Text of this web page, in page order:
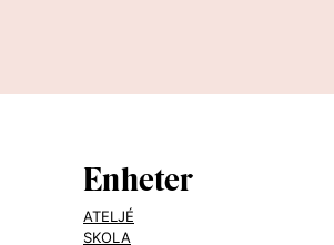
Enheter
ATELJÉ
SKOLA